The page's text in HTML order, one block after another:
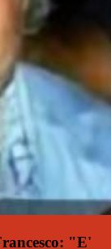
"E'